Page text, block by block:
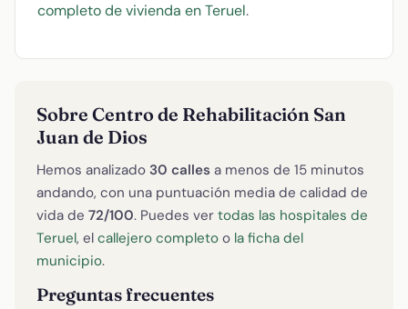
completo de vivienda en Teruel.
Sobre Centro de Rehabilitación San
Juan de Dios
Hemos analizado 30 calles a menos de 15 minutos
andando, con una puntuación media de calidad de
vida de 72/100. Puedes ver todas las hospitales de
Teruel, el callejero completo o la ficha del
municipio.
Preguntas frecuentes